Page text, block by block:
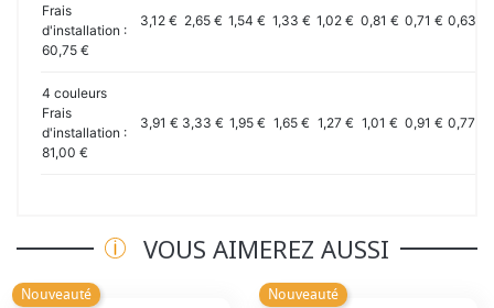
Frais
d'installation :
60,75 €
3,12 € 2,65 € 1,54 € 1,33 € 1,02 € 0,81 € 0,71 € 0,63 €
4 couleurs
Frais
d'installation :
81,00 €
3,91 € 3,33 € 1,95 € 1,65 € 1,27 € 1,01 € 0,91 € 0,77 €
VOUS AIMEREZ AUSSI
Nouveauté Nouveauté